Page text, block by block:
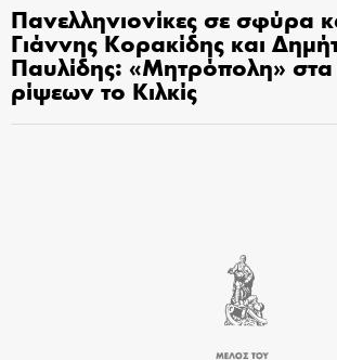
Πανελληνιονίκες σε σφύρα
Γιάννης Κορακίδης και
Παυλίδης: «Μητρόπολη»
ρίψεων το Κιλκίς